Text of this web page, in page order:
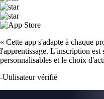
« Cette app s'adapte à chaque
l'apprentissage. L'inscription
personnalisables et le choix
-Utilisateur vérifié